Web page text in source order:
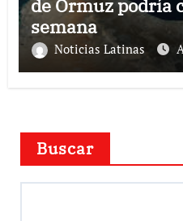
de Ormuz podría
semana
Noticias Latinas
Buscar